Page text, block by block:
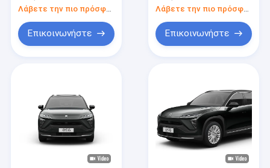
crossover SUV
Λάβετε την πιο πρόσφατη τιμή
Επικοινωνήστε
crossover SUV
Επικοινωνήστε